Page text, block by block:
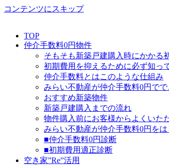
コンテンツにスキップ
TOP
仲介手数料0円物件
そもそも新築戸建購入時にかかる
初期費用を抑えるために必ず知っ
仲介手数料とはこのような仕組み
みらい不動産が仲介手数料0円で
おすすめ新築物件
新築戸建購入までの流れ
物件購入前にお客様からよくいた
みらい不動産が仲介手数料0円を
■仲介手数料0円診断
■初期費用適正診断
空き家”Re”活用